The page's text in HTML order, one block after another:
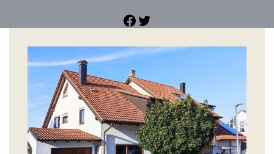
Facebook
Twitter